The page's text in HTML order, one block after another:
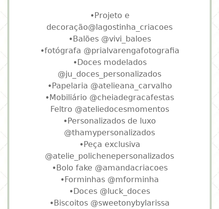
•Projeto e
decoração@lagostinha_criacoes
•Balões @vivi_baloes
•fotógrafa @prialvarengafotografia
•Doces modelados
@ju_doces_personalizados
•Papelaria @atelieana_carvalho
•Mobiliário @cheiadegracafestas
Feltro @ateliedocesmomentos
•Personalizados de luxo
@thamypersonalizados
•Peça exclusiva
@atelie_polichenepersonalizados
•Bolo fake @amandacriacoes
•Forminhas @mforminha
•Doces @luck_doces
•Biscoitos @sweetonybylarissa